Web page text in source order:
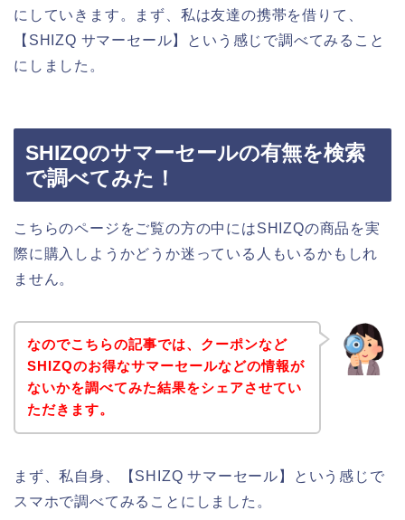
にしていきます。まず、私は友達の携帯を借りて、
【SHIZQ サマーセール】という感じで調べてみること
にしました。
SHIZQのサマーセールの有無を検索
で調べてみた！
こちらのページをご覧の方の中にはSHIZQの商品を実
際に購入しようかどうか迷っている人もいるかもしれ
ません。
なのでこちらの記事では、クーポンなど
SHIZQのお得なサマーセールなどの情報が
ないかを調べてみた結果をシェアさせてい
ただきます。
まず、私自身、【SHIZQ サマーセール】という感じで
スマホで調べてみることにしました。